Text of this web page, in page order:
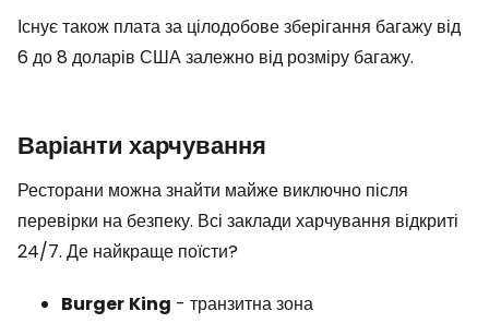
Існує також плата за цілодобове зберігання багажу від
6 до 8 доларів США залежно від розміру багажу.
Варіанти харчування
Ресторани можна знайти майже виключно після
перевірки на безпеку. Всі заклади харчування відкриті
24/7. Де найкраще поїсти?
Burger King - транзитна зона